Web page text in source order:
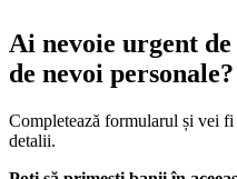
Ai nevoie urgent
de nevoi personale?
Completează formularul și vei
detalii.